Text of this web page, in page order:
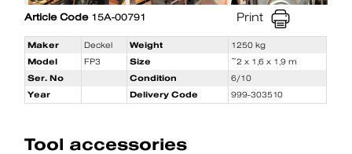
Article Code15A-00791 Print
Maker Deckel Weight
1250 kg
Model
FP3 Size
~2 x 1,6 x 1,9 m
Ser. No
Condition
6/10
Year
Delivery Code 999-303510
Tool accessories